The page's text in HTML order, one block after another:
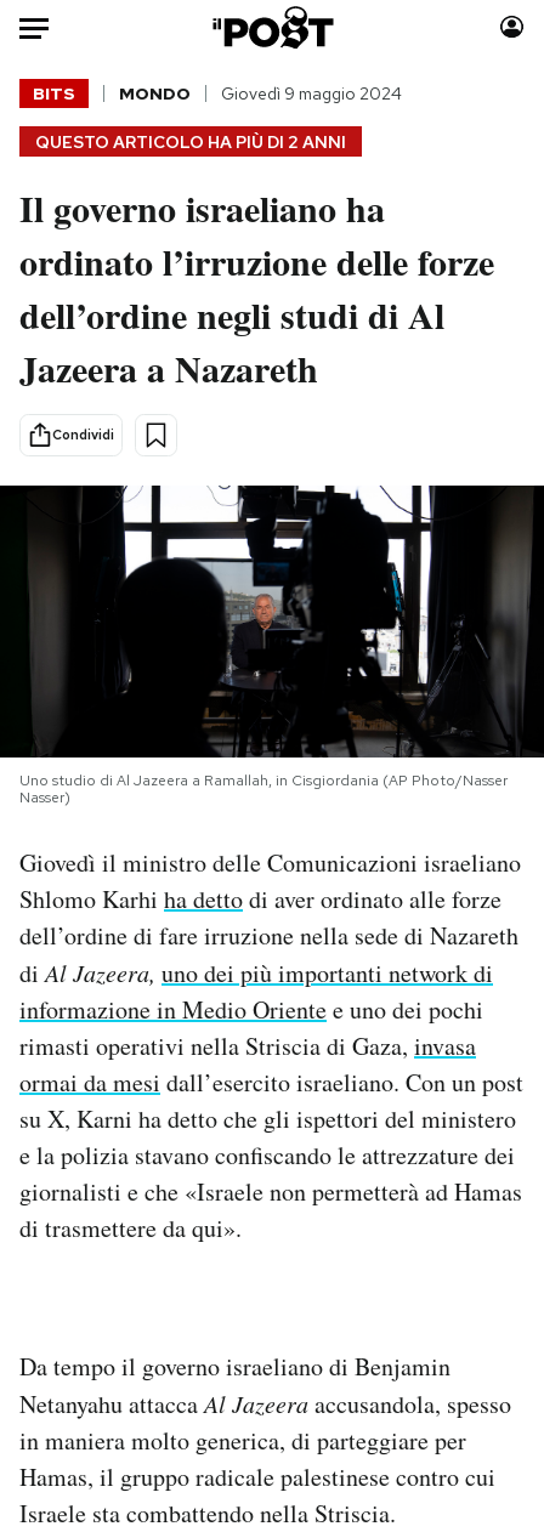
Auto
HOME
Italia
Politica
Tecnologia
Scienza
Cultura
Economia
Sport
Moda
Consumismi
Storie/Idee
Media
Mondiali calcio 2026
NEWSLETTER
I MIEI PREFERITI
CALENDARIO
AREA PERSONALE
Area Personale
Newsletter
Notifiche mobile
Hai bisogno di aiuto?
Esci
QUESTO ARTICOLO HA PIÙ DI 2 ANNI
BITS MONDO Giovedì 9 maggio 2024
Il governo israeliano ha
ordinato l’irruzione delle forze
dell’ordine negli studi di Al
Jazeera a Nazareth
Condividi
Uno studio di Al Jazeera a Ramallah, in Cisgiordania (AP Photo/Nasser
Nasser)
Giovedì il ministro delle Comunicazioni israeliano
Shlomo Karhi ha dettodi aver ordinato alle forze
dell’ordine di fare irruzione nella sede di Nazareth
diAl Jazeera, uno dei più importanti network di
informazione in Medio Orientee uno dei pochi
rimasti operativi nella Striscia di Gaza, invasa
ormai da mesi dall’esercito israeliano. Con un post
su X, Karni ha detto che gli ispettori del ministero
e la polizia stavano confiscando le attrezzature dei
giornalisti e che «Israele non permetterà ad Hamas
di trasmettere da qui».
Da tempo il governo israeliano di Benjamin
Netanyahu attaccaAl Jazeeraaccusandola, spesso
in maniera molto generica, di parteggiare per
Hamas, il gruppo radicale palestinese contro cui
Israele sta combattendo nella Striscia.